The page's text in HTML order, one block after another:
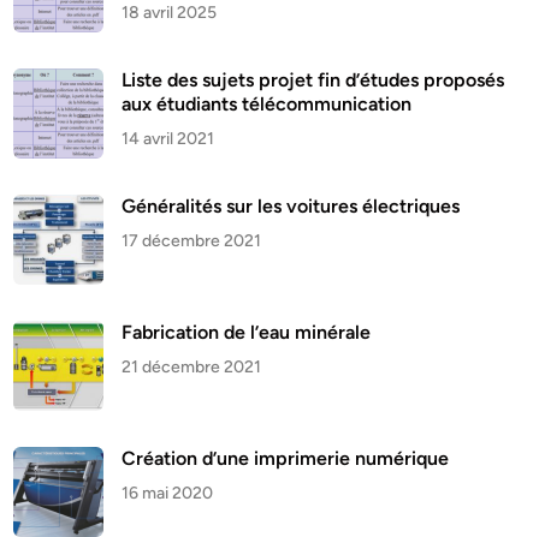
18 avril 2025
Liste des sujets projet fin d’études proposés
aux étudiants télécommunication
14 avril 2021
Généralités sur les voitures électriques
17 décembre 2021
Fabrication de l’eau minérale
21 décembre 2021
Création d’une imprimerie numérique
16 mai 2020